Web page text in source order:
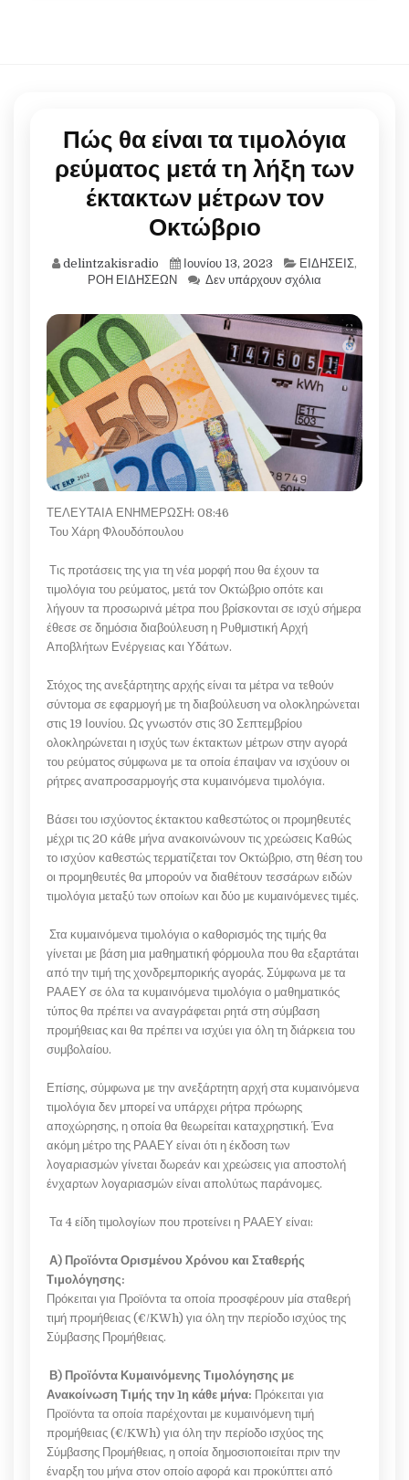
Πώς θα είναι τα τιμολόγια
ρεύματος μετά τη λήξη των
έκτακτων μέτρων τον
Οκτώβριο
delintzakisradio Ιουνίου 13, 2023 ΕΙΔΗΣΕΙΣ,
ΡΟΗ ΕΙΔΗΣΕΩΝ
Δεν υπάρχουν σχόλια
ΤΕΛΕΥΤΑΙΑ ΕΝΗΜΕΡΩΣΗ: 08:46
Του Χάρη Φλουδόπουλου
Τις προτάσεις της για τη νέα μορφή που θα έχουν τα
τιμολόγια του ρεύματος, μετά τον Οκτώβριο οπότε και
λήγουν τα προσωρινά μέτρα που βρίσκονται σε ισχύ σήμερα
έθεσε σε δημόσια διαβούλευση η Ρυθμιστική Αρχή
Αποβλήτων Ενέργειας και Υδάτων.
Στόχος της ανεξάρτητης αρχής είναι τα μέτρα να τεθούν
σύντομα σε εφαρμογή με τη διαβούλευση να ολοκληρώνεται
στις 19 Ιουνίου. Ως γνωστόν στις 30 Σεπτεμβρίου
ολοκληρώνεται η ισχύς των έκτακτων μέτρων στην αγορά
του ρεύματος σύμφωνα με τα οποία έπαψαν να ισχύουν οι
ρήτρες αναπροσαρμογής στα κυμαινόμενα τιμολόγια.
Βάσει του ισχύοντος έκτακτου καθεστώτος οι προμηθευτές
μέχρι τις 20 κάθε μήνα ανακοινώνουν τις χρεώσεις Καθώς
το ισχύον καθεστώς τερματίζεται τον Οκτώβριο, στη θέση του
οι προμηθευτές θα μπορούν να διαθέτουν τεσσάρων ειδών
τιμολόγια μεταξύ των οποίων και δύο με κυμαινόμενες τιμές.
Στα κυμαινόμενα τιμολόγια ο καθορισμός της τιμής θα
γίνεται με βάση μια μαθηματική φόρμουλα που θα εξαρτάται
από την τιμή της χονδρεμπορικής αγοράς. Σύμφωνα με τα
ΡΑΑΕΥ σε όλα τα κυμαινόμενα τιμολόγια ο μαθηματικός
τύπος θα πρέπει να αναγράφεται ρητά στη σύμβαση
προμήθειας και θα πρέπει να ισχύει για όλη τη διάρκεια του
συμβολαίου.
Επίσης, σύμφωνα με την ανεξάρτητη αρχή στα κυμαινόμενα
τιμολόγια δεν μπορεί να υπάρχει ρήτρα πρόωρης
αποχώρησης, η οποία θα θεωρείται καταχρηστική. Ένα
ακόμη μέτρο της ΡΑΑΕΥ είναι ότι η έκδοση των
λογαριασμών γίνεται δωρεάν και χρεώσεις για αποστολή
ένχαρτων λογαριασμών είναι απολύτως παράνομες.
Τα 4 είδη τιμολογίων που προτείνει η ΡΑΑΕΥ είναι:
Α) Προϊόντα Ορισμένου Χρόνου και Σταθερής
Τιμολόγησης:
Πρόκειται για Προϊόντα τα οποία προσφέρουν μία σταθερή
τιμή προμήθειας (€/KWh) για όλη την περίοδο ισχύος της
Σύμβασης Προμήθειας.
Β) Προϊόντα Κυμαινόμενης Τιμολόγησης με
Ανακοίνωση Τιμής την 1η κάθε μήνα: Πρόκειται για
Προϊόντα τα οποία παρέχονται με κυμαινόμενη τιμή
προμήθειας (€/KWh) για όλη την περίοδο ισχύος της
Σύμβασης Προμήθειας, η οποία δημοσιοποιείται πριν την
έναρξη του μήνα στον οποίο αφορά και προκύπτει από